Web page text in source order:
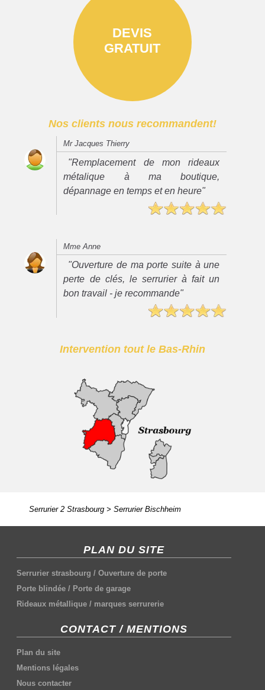
DEVIS
GRATUIT
Nos clients nous recommandent!
Mr Jacques Thierry
"Remplacement de mon rideaux
métalique à ma boutique,
dépannage en temps et en heure"
Mme Anne
"Ouverture de ma porte suite à une
perte de clés, le serrurier à fait un
bon travail - je recommande"
Intervention tout le Bas-Rhin
Serrurier 2 Strasbourg> Serrurier Bischheim
PLAN DU SITE
Serrurier strasbourg /Ouverture de porte
Porte blindée / Porte de garage
Rideaux métallique / marques serrurerie
CONTACT / MENTIONS
Plan du site
Mentions légales
Nous contacter